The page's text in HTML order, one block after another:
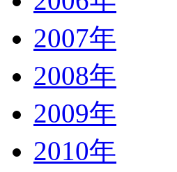
2007年
2008年
2009年
2010年